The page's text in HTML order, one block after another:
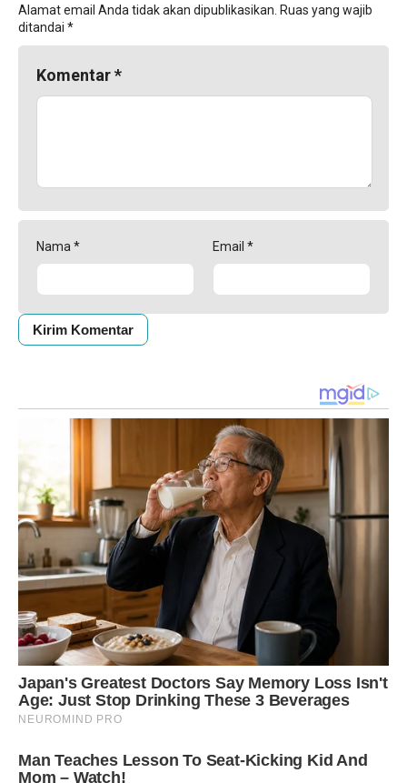
Alamat email Anda tidak akan dipublikasikan. Ruas yang wajib
ditandai *
Komentar*
Nama * Email *